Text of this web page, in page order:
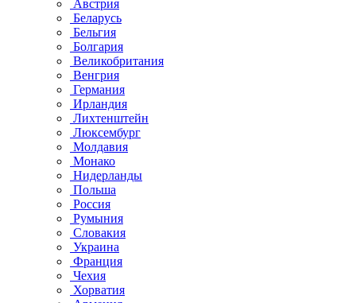
Австрия
Беларусь
Бельгия
Болгария
Великобритания
Венгрия
Германия
Ирландия
Лихтенштейн
Люксембург
Молдавия
Монако
Нидерланды
Польша
Россия
Румыния
Словакия
Украина
Франция
Чехия
Хорватия